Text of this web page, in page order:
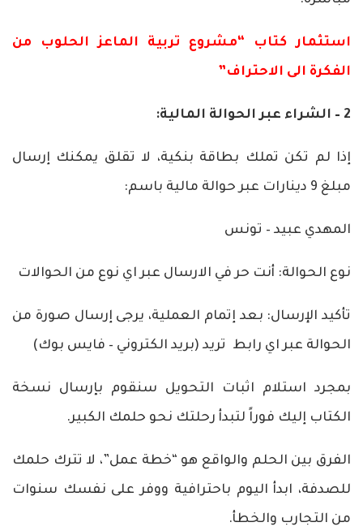
استثمار كتاب “مشروع تربية الماعز الحلوب من
الفكرة الى الاحتراف”
2 – الشراء عبر الحوالة المالية:
إذا لم تكن تملك بطاقة بنكية، لا تقلق يمكنك إرسال
مبلغ 9 دينارات عبر حوالة مالية باسم:
المهدي عبيد – تونس
نوع الحوالة: أنت حر في الارسال عبر اي نوع من الحوالات
تأكيد الإرسال: بعد إتمام العملية، يرجى إرسال صورة من
الحوالة عبر اي رابط تريد (بريد الكتروني – فايس بوك)
بمجرد استلام اثبات التحويل سنقوم بإرسال نسخة
الكتاب إليك فوراً لتبدأ رحلتك نحو حلمك الكبير.
الفرق بين الحلم والواقع هو “خطة عمل”، لا تترك حلمك
للصدفة، ابدأ اليوم باحترافية ووفر على نفسك سنوات
من التجارب والخطأ.